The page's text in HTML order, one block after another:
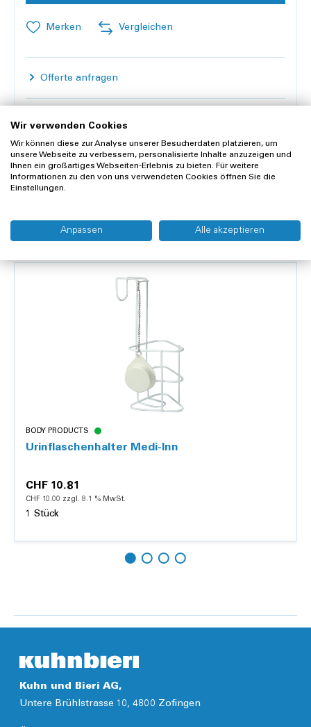
Merken Vergleichen
Offerte anfragen
Kunden kauften auch
BODY PRODUCTS
Urinflaschenhalter Medi-Inn
CHF 10.81
CHF 10.00 zzgl. 8.1 % MwSt.
1 Stück
Hinzufügen
Kuhn und Bieri AG,
Untere Brühlstrasse 10, 4800 Zofingen
Wir verwenden Cookies
Wir können diese zur Analyse unserer Besucherdaten platzieren, um
unsere Webseite zu verbessern, personalisierte Inhalte anzuzeigen und
Ihnen ein großartiges Webseiten-Erlebnis zu bieten. Für weitere
Informationen zu den von uns verwendeten Cookies öffnen Sie die
Einstellungen.
Anpassen Alle akzeptieren